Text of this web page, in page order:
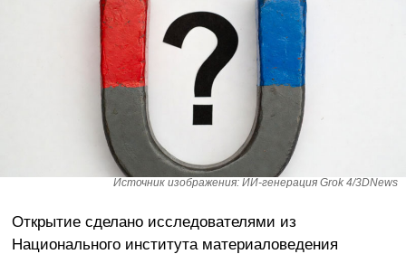
Источник изображения: ИИ-генерация Grok 4/3DNews
Открытие сделано исследователями из
Национального института материаловедения